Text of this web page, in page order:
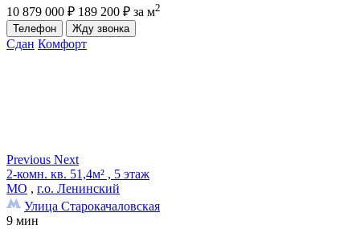
10 879 000 ₽ 189 200 ₽ за м2
Телефон
Жду звонка
Сдан Комфорт
Previous Next
2-комн. кв. 51,4м² , 5 этаж
МО , г.о. Ленинский
Улица Старокачаловская
9 мин